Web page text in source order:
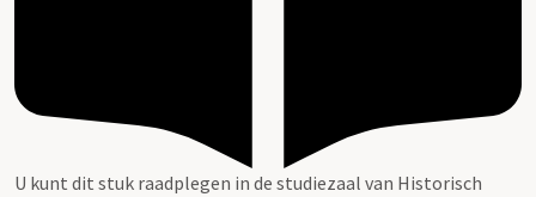
U kunt dit stuk raadplegen in de studiezaal van Historisch